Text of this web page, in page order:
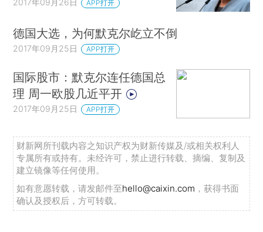
APP打开
德国大选，为何默克尔屹立不倒
2017年09月25日 APP打开
国际股市：默克尔连任德国总
理 周一欧股几近平开
2017年09月25日 APP打开
财新网所刊载内容之知识产权为财新传媒及/或相关权利人
专属所有或持有。未经许可，禁止进行转载、摘编、复制及
建立镜像等任何使用。
如有意愿转载，请发邮件至hello@caixin.com ，获得书面
确认及授权后，方可转载。